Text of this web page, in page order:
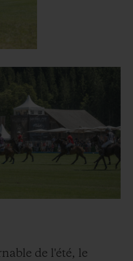
de l'été, le